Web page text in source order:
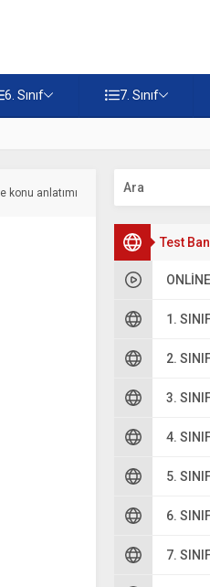
6. Sınıf 7. Sınıf
Test
1.
2.
3.
4.
5.
6.
7.
konu anlatımı